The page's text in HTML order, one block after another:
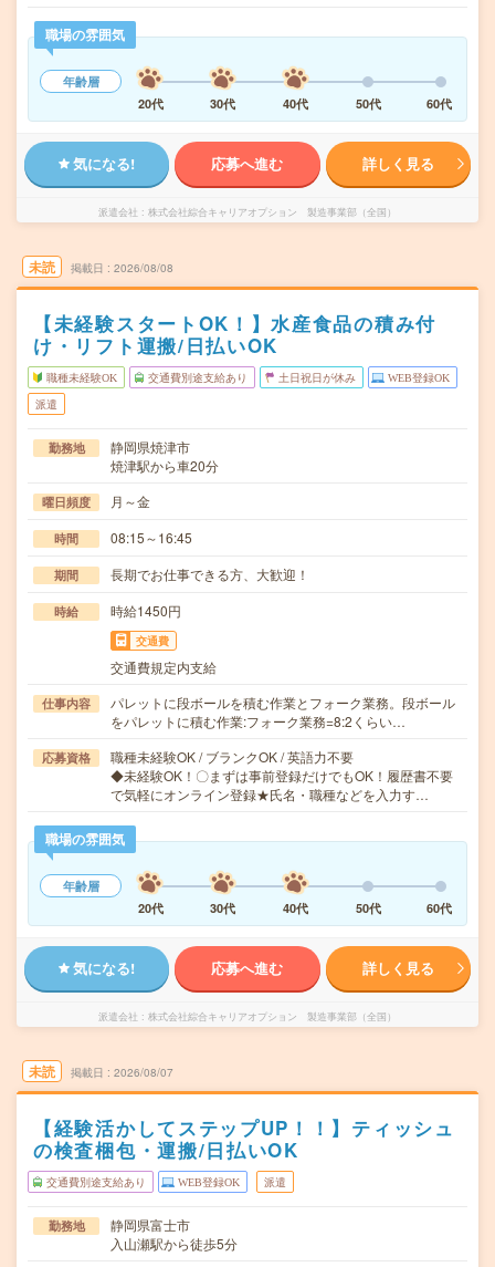
職場の雰囲気
年齢層
20代
30代 40代 50代 60代
気になる! 応募へ進む 詳しく見る
派遣会社 株式会社綜合キャリアオプション 製造事業部（全国）
未読 掲載日 2026/08/08
【未経験スタートOK！】水産食品の積み付
け・リフト運搬/日払いOK
職種未経験OK 交通費別途支給あり 土日祝日が休み WEB登録OK
派遣
勤務地
静岡県焼津市
焼津駅から車20分
曜日頻度 月～金
時間 08:15～16:45
期間 長期でお仕事できる方、大歓迎！
時給 時給1450円
交通費
交通費規定内支給
仕事内容
パレットに段ボールを積む作業とフォーク業務。段ボール
をパレットに積む作業:フォーク業務=8:2くらい…
応募資格
職種未経験OK / ブランクOK / 英語力不要
◆未経験OK！〇まずは事前登録だけでもOK！履歴書不要
で気軽にオンライン登録★氏名・職種などを入力す…
職場の雰囲気
年齢層
20代
30代 40代 50代 60代
気になる! 応募へ進む 詳しく見る
派遣会社 株式会社綜合キャリアオプション 製造事業部（全国）
未読 掲載日 2026/08/07
【経験活かしてステップUP！！】ティッシュ
の検査梱包・運搬/日払いOK
交通費別途支給あり WEB登録OK 派遣
勤務地
静岡県富士市
入山瀬駅から徒歩5分